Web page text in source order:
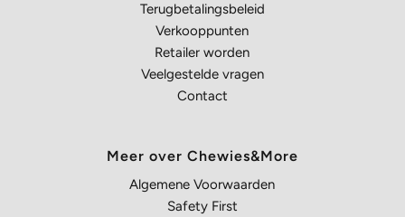
Terugbetalingsbeleid
Verkooppunten
Retailer worden
Veelgestelde vragen
Contact
Meer over Chewies&More
Algemene Voorwaarden
Safety First